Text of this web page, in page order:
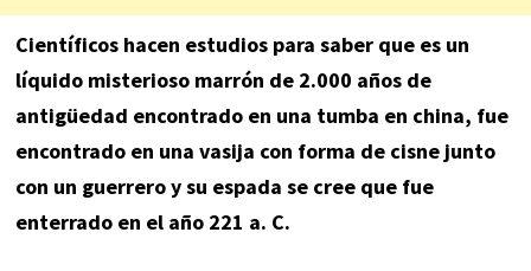
Científicos hacen estudios para saber que es un
líquido misterioso marrón de 2.000 años de
antigüedad encontrado en una tumba en china, fue
encontrado en una vasija con forma de cisne junto
con un guerrero y su espada se cree que fue
enterrado en el año 221 a. C.